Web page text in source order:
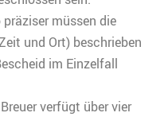
müssen die
und Ort) beschrieben
im Einzelfall
verfügt über vier